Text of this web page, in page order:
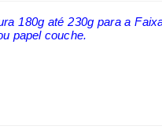
180g até 230g para a
papel couche.